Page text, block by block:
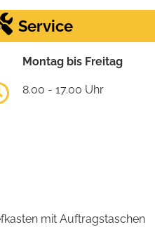
Service
Montag bis Freitag
8.00 - 17.00 Uhr
mit Auftragstaschen